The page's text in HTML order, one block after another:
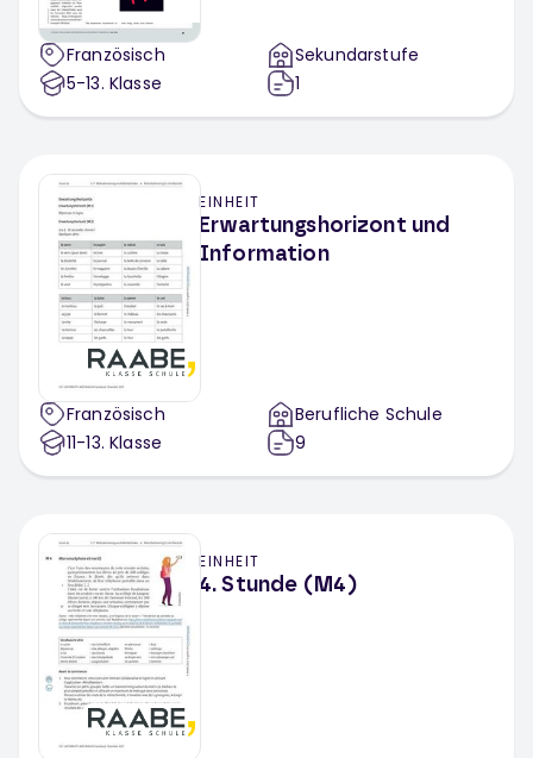
Französisch
5-13. Klasse
Sekundarstufe
1
EINHEIT
Erwartungshorizont und
Information
Französisch
11-13. Klasse
Berufliche Schule
9
EINHEIT
4. Stunde (M4)